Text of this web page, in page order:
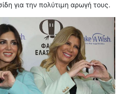
για την πολύτιμη αρωγή τους.